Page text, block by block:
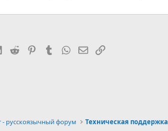
LinkedIn
Reddit PinterestTumblrWhatsAppЭлектронная почта
Ссылка
- русскоязычный форум Техническая поддержка